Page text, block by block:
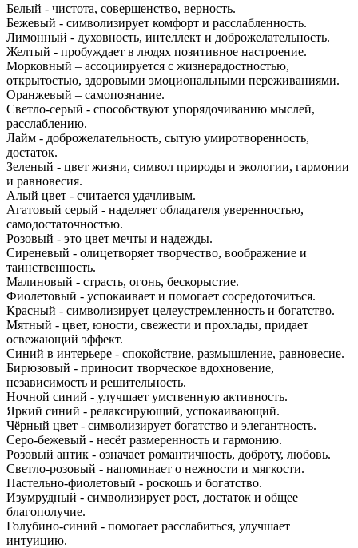
Белый - чистота, совершенство, верность.
Бежевый - символизирует комфорт и расслабленность.
Лимонный - духовность, интеллект и доброжелательность.
Желтый - пробуждает в людях позитивное настроение.
Морковный – ассоциируется с жизнерадостностью,
открытостью, здоровыми эмоциональными переживаниями.
Оранжевый – самопознание.
Светло-серый - способствуют упорядочиванию мыслей,
расслаблению.
Лайм - доброжелательность, сытую умиротворенность,
достаток.
Зеленый - цвет жизни, символ природы и экологии, гармонии
и равновесия.
Алый цвет - считается удачливым.
Агатовый серый - наделяет обладателя уверенностью,
самодостаточностью.
Розовый - это цвет мечты и надежды.
Сиреневый - олицетворяет творчество, воображение и
таинственность.
Малиновый - страсть, огонь, бескорыстие.
Фиолетовый - успокаивает и помогает сосредоточиться.
Красный - символизирует целеустремленность и богатство.
Мятный - цвет, юности, свежести и прохлады, придает
освежающий эффект.
Синий в интерьере - спокойствие, размышление, равновесие.
Бирюзовый - приносит творческое вдохновение,
независимость и решительность.
Ночной синий - улучшает умственную активность.
Яркий синий - релаксирующий, успокаивающий.
Чёрный цвет - символизирует богатство и элегантность.
Серо-бежевый - несёт размеренность и гармонию.
Розовый антик - означает романтичность, доброту, любовь.
Светло-розовый - напоминает о нежности и мягкости.
Пастельно-фиолетовый - роскошь и богатство.
Изумрудный - символизирует рост, достаток и общее
благополучие.
Голубино-синий - помогает расслабиться, улучшает
интуицию.